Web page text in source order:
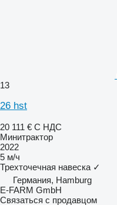
13
26 hst
20 111 € С НДС
Минитрактор
2022
5 м/ч
Трехточечная навеска ✓
Германия, Hamburg
E-FARM GmbH
Связаться с продавцом